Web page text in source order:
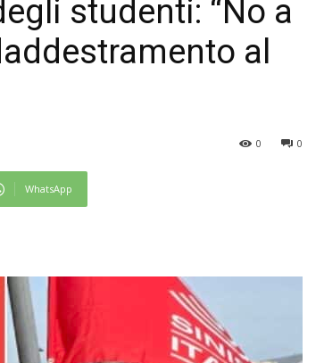
studenti: “No a
al
0
0
WhatsApp